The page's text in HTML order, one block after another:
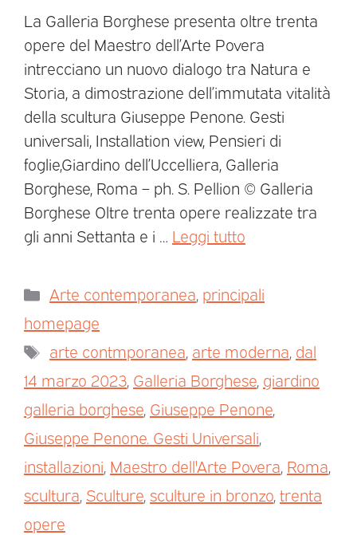
La Galleria Borghese presenta oltre trenta
opere del Maestro dell’Arte Povera
intrecciano un nuovo dialogo tra Natura e
Storia, a dimostrazione dell’immutata vitalità
della scultura Giuseppe Penone. Gesti
universali, Installation view, Pensieri di
foglie,Giardino dell’Uccelliera, Galleria
Borghese, Roma – ph. S. Pellion © Galleria
Borghese Oltre trenta opere realizzate tra
gli anni Settanta e i … Leggi tutto
Arte contemporanea, principali
homepage
arte contmporanea, arte moderna, dal
14 marzo 2023, Galleria Borghese, giardino
galleria borghese, Giuseppe Penone,
Giuseppe Penone. Gesti Universali,
installazioni, Maestro dell'Arte Povera, Roma,
scultura, Sculture,sculture in bronzo,trenta
opere